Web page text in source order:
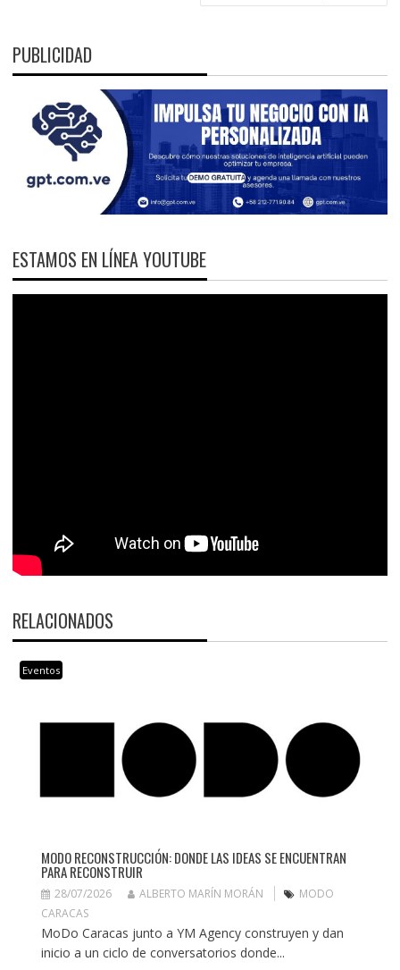
PUBLICIDAD
ESTAMOS EN LÍNEA YOUTUBE
RELACIONADOS
Eventos
MODO RECONSTRUCCIÓN: DONDE LAS IDEAS SE ENCUENTRAN
PARA RECONSTRUIR
28/07/2026 ALBERTO MARÍN MORÁN
MODO
CARACAS
MoDo Caracas junto a YM Agency construyen y dan
inicio a un ciclo de conversatorios donde...